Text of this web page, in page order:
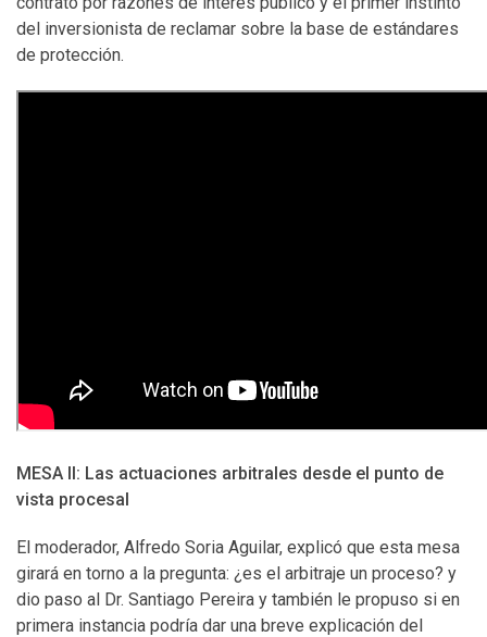
del inversionista de reclamar sobre la base de estándares
de protección.
MESA II: Las actuaciones arbitrales desde el punto de
vista procesal
El moderador, Alfredo Soria Aguilar, explicó que esta mesa
girará en torno a la pregunta: ¿es el arbitraje un proceso? y
dio paso al Dr. Santiago Pereira y también le propuso si en
primera instancia podría dar una breve explicación del